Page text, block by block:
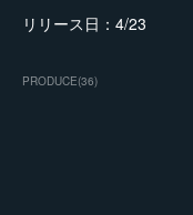
リリース日：4/23
PRODUCE(36)